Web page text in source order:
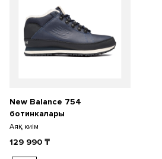
New Balance 754
ботинкалары
Аяқ киім
129 990 ₸